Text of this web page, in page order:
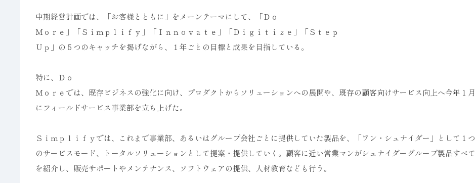
中期経営計画では、「お客様とともに」をメーンテーマにして、「Ｄｏ
Ｍｏｒｅ」「Ｓｉｍｐｌｉｆｙ」「Ｉｎｎｏｖａｔｅ」「Ｄｉｇｉｔｉｚｅ」「Ｓｔｅｐ
Ｕｐ」の５つのキャッチを掲げながら、１年ごとの目標と成果を目指している。
特に、Ｄｏ
Ｍｏｒｅでは、既存ビジネスの強化に向け、プロダクトからソリューションへの展開や、既存の顧客向けサービス向上へ今年１月
にフィールドサービス事業部を立ち上げた。
Ｓｉｍｐｌｉｆｙでは、これまで事業部、あるいはグループ会社ごとに提供していた製品を、「ワン・シュナイダー」として１つ
のサービスモード、トータルソリューションとして提案・提供していく。顧客に近い営業マンがシュナイダーグループ製品すべて
を紹介し、販売サポートやメンテナンス、ソフトウェアの提供、人材教育なども行う。